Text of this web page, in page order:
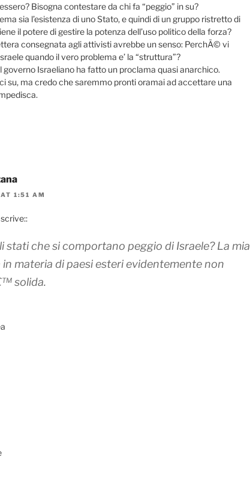
Bisogna contestare da chi fa “peggio” in su?
sia l’esistenza di uno Stato, e quindi di un gruppo ristretto di
il potere di gestire la potenza dell’uso politico della forza?
consegnata agli attivisti avrebbe un senso: PerchÃ© vi
quando il vero problema e’ la “struttura”?
governo Israeliano ha fatto un proclama quasi anarchico.
su, ma credo che saremmo pronti oramai ad accettare una
1:51 AM
scrive::
stati che si comportano peggio di Israele? La mia
materia di paesi esteri evidentemente non
solida.